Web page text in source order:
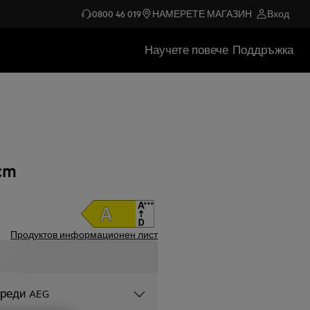
0800 46 019 НАМЕРЕТЕ МАГАЗИН Вход
Научете повече Поддръжка
Продуктов информационен лист
AEG